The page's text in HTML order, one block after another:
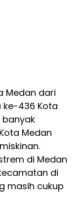
Medan dari
ke-436 Kota
banyak
Medan
di Medan
di
masih cukup